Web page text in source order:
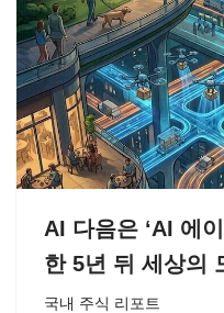
AI 다음은 ‘AI 에
한 5년 뒤 세상의
국내 주식 리포트